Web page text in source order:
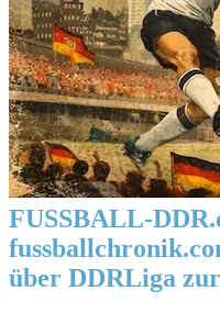
FUSSBALL-
über DDRLiga